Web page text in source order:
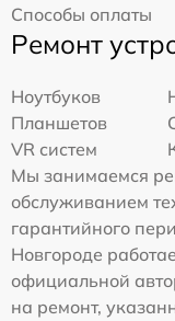
Способы оплаты
Ремонт
Ноутбуков
Планшетов
VR систем
Мы занимаемся
обслуживанием
гарантийного
Новгороде
официальной
на ремонт,